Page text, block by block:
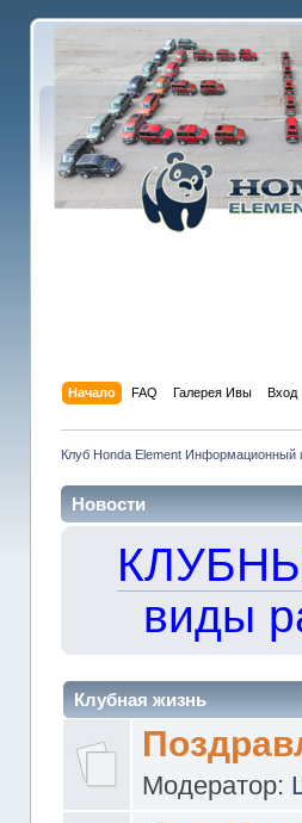
Начало FAQ Галерея Ивы Вход
Клуб Honda Element Информационный
Новости
виды
Клубная жизнь
Модератор: